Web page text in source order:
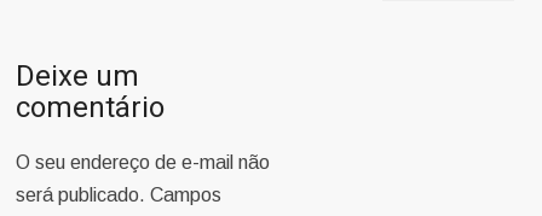
Deixe um
comentário
O seu endereço de e-mail não
será publicado. Campos